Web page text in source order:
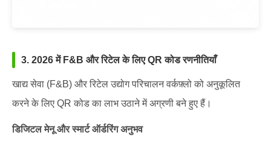
3. 2026 में F&B और रिटेल के लिए QR कोड रणनीतियाँ
खाद्य सेवा (F&B) और रिटेल उद्योग परिचालन वर्कफ़्लो को अनुकूलित
करने के लिए QR कोड का लाभ उठाने में अग्रणी बने हुए हैं।
डिजिटल मेनू और स्मार्ट ऑर्डरिंग अनुभव